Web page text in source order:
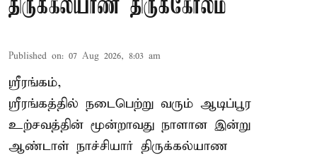
திருக்கல்யாண திருக்கோலம்
Published on: 07 Aug 2026, 8:03 am
ஸ்ரீரங்கம்,
ஸ்ரீரங்கத்தில் நடைபெற்று வரும் ஆடிப்பூர
உற்சவத்தின் மூன்றாவது நாளான இன்று
ஆண்டாள் நாச்சியார் திருக்கல்யாண